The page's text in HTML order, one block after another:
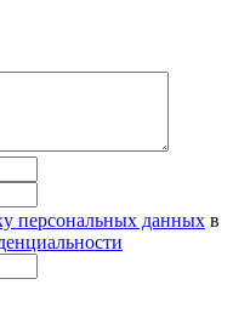
персональных данных в